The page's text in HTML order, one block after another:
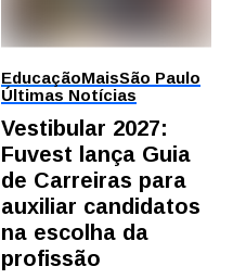
EducaçãoMaisSão Paulo
Últimas Notícias
Vestibular 2027:
Fuvest lança Guia
de Carreiras para
auxiliar candidatos
na escolha da
profissão